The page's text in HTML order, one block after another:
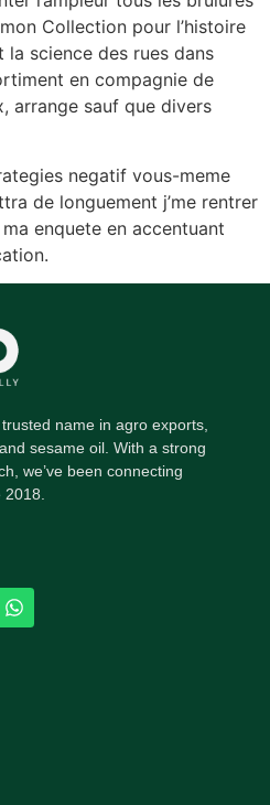
Collection pour l’histoire
science des rues dans
en compagnie de
arrange sauf que divers
negatif vous-meme
de longuement j’me rentrer
enquete en accentuant
name in agro exports,
sesame oil. With a strong
we’ve been connecting